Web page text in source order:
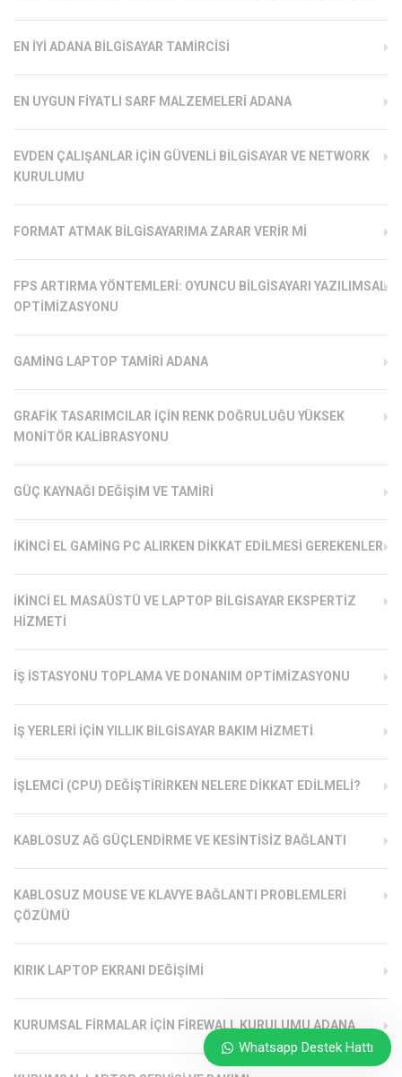
EN İYI ADANA BILGISAYAR TAMIRCISI
EN UYGUN FIYATLI SARF MALZEMELERI ADANA
EVDEN ÇALIŞANLAR İÇIN GÜVENLI BILGISAYAR VE NETWORK
KURULUMU
FORMAT ATMAK BILGISAYARIMA ZARAR VERIR MI
FPS ARTIRMA YÖNTEMLERI: OYUNCU BILGISAYARI YAZILIMSAL
OPTIMIZASYONU
GAMING LAPTOP TAMIRI ADANA
GRAFIK TASARIMCILAR İÇIN RENK DOĞRULUĞU YÜKSEK
MONITÖR KALIBRASYONU
GÜÇ KAYNAĞI DEĞIŞIM VE TAMIRI
İKINCI EL GAMING PC ALIRKEN DIKKAT EDILMESI GEREKENLER
İKINCI EL MASAÜSTÜ VE LAPTOP BILGISAYAR EKSPERTIZ
HIZMETI
İŞ İSTASYONU TOPLAMA VE DONANIM OPTIMIZASYONU
İŞ YERLERI İÇIN YILLIK BILGISAYAR BAKIM HIZMETI
İŞLEMCI (CPU) DEĞIŞTIRIRKEN NELERE DIKKAT EDILMELI?
KABLOSUZ AĞ GÜÇLENDIRME VE KESINTISIZ BAĞLANTI
KABLOSUZ MOUSE VE KLAVYE BAĞLANTI PROBLEMLERI
ÇÖZÜMÜ
KIRIK LAPTOP EKRANI DEĞIŞIMI
KURUMSAL FIRMALAR İÇIN FIREWALL KURULUMU ADANA
Whatsapp Destek Hattı